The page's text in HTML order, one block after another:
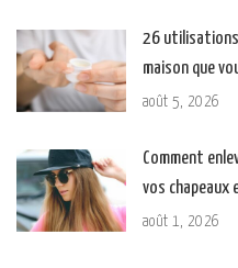
26 utilisations
maison que
août 5, 2026
Comment
vos
août 1, 2026